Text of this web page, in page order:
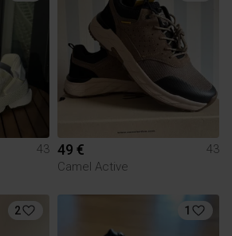
43 49 €
43
Camel Active
2 1